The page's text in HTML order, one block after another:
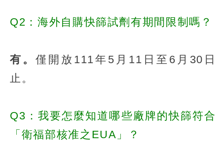
Q2：海外自購快篩試劑有期間限制嗎？
有。 僅開放111年5月11日至6月30日
止。
Q3：我要怎麼知道哪些廠牌的快篩符合
「衛福部核准之EUA」？